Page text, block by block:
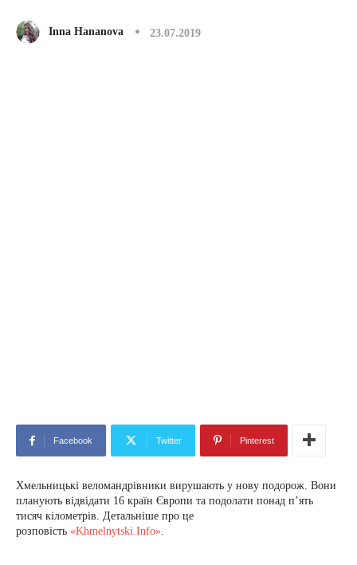
Inna Hananova 23.07.2019
Facebook Twitter Pinterest
Хмельницькі веломандрівники вирушають у нову подорож. Вони
планують відвідати 16 країн Європи та подолати понад п’ять
тисяч кілометрів. Детальніше про це
розповість «Khmelnytski.Info».